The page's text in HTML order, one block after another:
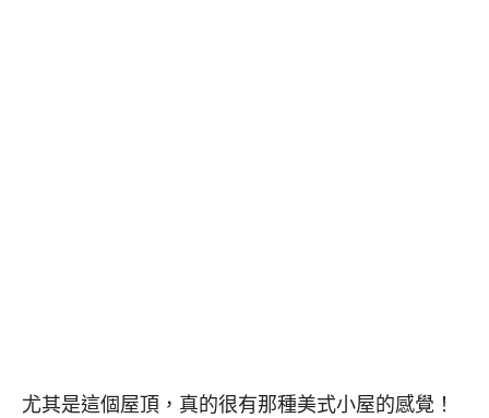
尤其是這個屋頂，真的很有那種美式小屋的感覺！